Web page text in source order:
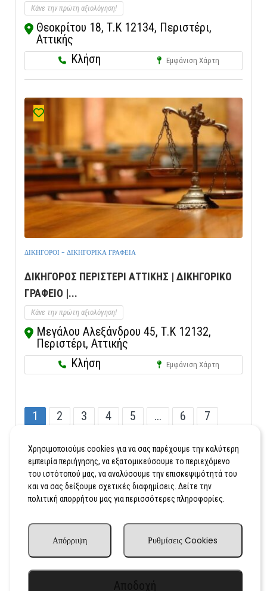
Κάνε την πρώτη αξιολόγηση!
Θεοκρίτου 18, Τ.Κ 12134, Περιστέρι,
Αττικής
Κλήση
Εμφάνιση Χάρτη
ΔΙΚΗΓΟΡΟΙ - ΔΙΚΗΓΟΡΙΚΑ ΓΡΑΦΕΙΑ
ΔΙΚΗΓΟΡΟΣ ΠΕΡΙΣΤΕΡΙ ΑΤΤΙΚΗΣ | ΔΙΚΗΓΟΡΙΚΟ
ΓΡΑΦΕΙΟ |...
Κάνε την πρώτη αξιολόγηση!
Μεγάλου Αλεξάνδρου 45, Τ.Κ 12132,
Περιστέρι, Αττικής
Κλήση
Εμφάνιση Χάρτη
1 2 3 4 5 ... 6
7
Χρησιμοποιούμε cookies για να σας παρέχουμε την καλύτερη
εμπειρία περιήγησης, να εξατομικεύσουμε το περιεχόμενο
του ιστότοπού μας, να αναλύσουμε την επισκεψιμότητά του
και να σας δείξουμε σχετικές διαφημίσεις. Δείτε την
πολιτική απορρήτου μας για περισσότερες πληροφορίες.
Ρυθμίσεις Cookies
Απόρριψη